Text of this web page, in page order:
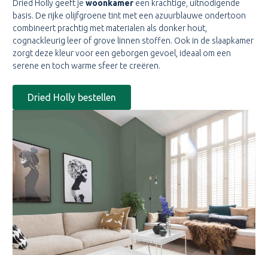
Dried Holly geeft je woonkamer een krachtige, uitnodigende
basis. De rijke olijfgroene tint met een azuurblauwe ondertoon
combineert prachtig met materialen als donker hout,
cognackleurig leer of grove linnen stoffen. Ook in de slaapkamer
zorgt deze kleur voor een geborgen gevoel, ideaal om een
serene en toch warme sfeer te creëren.
Dried Holly bestellen